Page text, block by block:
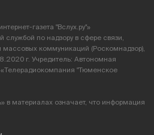
газета "Вслух.ру"»
службой по надзору в сфере связи,
коммуникаций (Роскомнадзор),
г. Учредитель: Автономная
"Тюменское
в материалах означает, что информация